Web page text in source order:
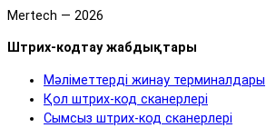
Mertech — 2026
Штрих-кодтау жабдықтары
Мәліметтерді жинау терминалдары
Қол штрих-код сканерлері
Сымсыз штрих-код сканерлері